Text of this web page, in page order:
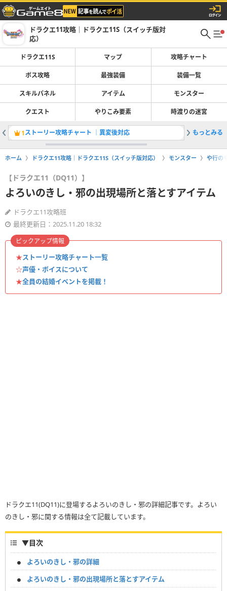
ドラクエ11攻略｜ドラクエ11S（スイッチ版対
応）
ドラクエ11S マップ 攻略チャート
ボス攻略 最強装備 装備一覧
スキルパネル アイテム モンスター
クエスト やりこみ要素 時渡りの迷宮
1ストーリー攻略チャート ｜異変後対応 2全ボス
もっとみる
ホーム ドラクエ11攻略｜ドラクエ11S（スイッチ版対応） モンスター や行の
【ドラクエ11（DQ11）】
よろいのきし・邪の出現場所と落とすアイテム
ドラクエ11攻略班
最終更新日：2025.11.20 18:32
★ストーリー攻略チャート一覧
☆声優・ボイスについて
★全員の結婚イベントを掲載！
ピックアップ情報
ドラクエ11(DQ11)に登場するよろいのきし・邪の詳細記事です。よろい
のきし・邪に関する情報は全て記載しています。
▼目次
よろいのきし・邪の詳細
よろいのきし・邪の出現場所と落とすアイテム